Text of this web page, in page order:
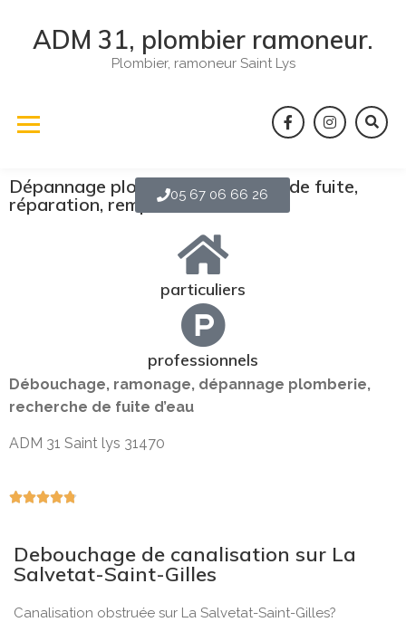
ADM 31, plombier ramoneur.
Plombier, ramoneur Saint Lys
Dépannage plomberie, recherche de fuite,
réparation, remplacement ...
particuliers
professionnels
Débouchage, ramonage, dépannage plomberie,
recherche de fuite d’eau
ADM 31 Saint lys 31470

05 67 06 66 26
Debouchage de canalisation sur La
Salvetat-Saint-Gilles
Canalisation obstruée sur La Salvetat-Saint-Gilles?